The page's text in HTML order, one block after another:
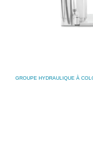
GROUPE HYDRAULIQUE À